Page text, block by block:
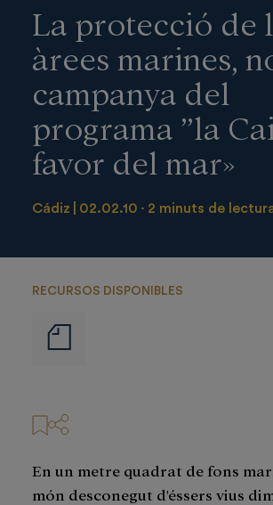
La protecció de
àrees marines,
campanya del
programa ”la
favor del mar»
Cádiz 02.02.10 2 minuts de
RECURSOS DISPONIBLES
de
En un metre quadrat de fons
món desconegut d'éssers vius